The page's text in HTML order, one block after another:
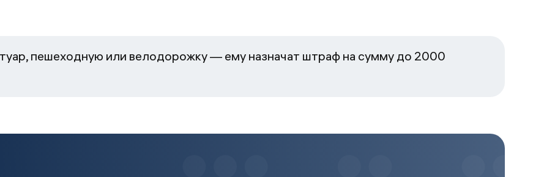
пешеходную или велодорожку — ему назначат штраф на сумму до 2000